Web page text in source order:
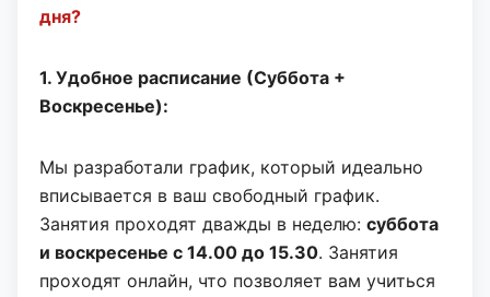
дня?
1. Удобное расписание (Суббота +
Воскресенье):
Мы разработали график, который идеально
вписывается в ваш свободный график.
Занятия проходят дважды в неделю: суббота
и воскресенье с 14.00 до 15.30. Занятия
проходят онлайн, что позволяет вам учиться